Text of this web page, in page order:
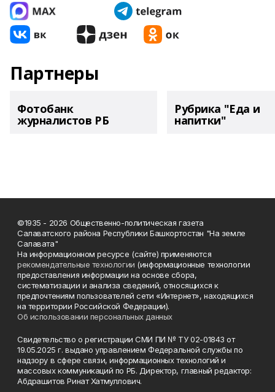
Партнеры
Фотобанк
журналистов РБ
Рубрика "Еда и
напитки"
©1935 - 2026 Общественно-политическая газета
Салаватского района Республики Башкортостан "На земле
Салавата"
На информационном ресурсе (сайте) применяются
рекомендательные технологии (информационные технологии
предоставления информации на основе сбора,
систематизации и анализа сведений, относящихся к
предпочтениям пользователей сети «Интернет», находящихся
на территории Российской Федерации).
Об использовании персональных данных
Свидетельство о регистрации СМИ ПИ № ТУ 02-01843 от
19.05.2025 г. выдано управлением Федеральной службы по
надзору в сфере связи, информационных технологий и
массовых коммуникаций по РБ. Директор, главный редактор:
Абдрашитов Ринат Хатмуллович.